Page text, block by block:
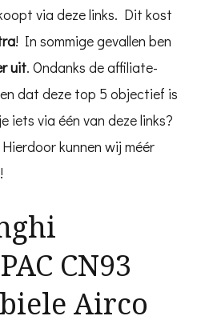
via deze links. Dit kost
! In sommige gevallen ben
uit. Ondanks de affiliate-
dat deze top 5 objectief is
iets via één van deze links?
kunnen wij méér
CN93
Airco